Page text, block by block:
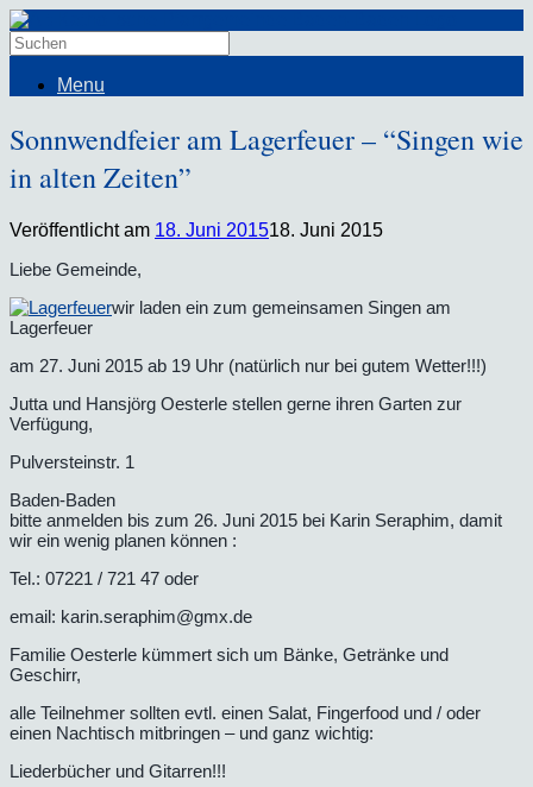
Menu
Sonnwendfeier am Lagerfeuer – “Singen wie
in alten Zeiten”
Veröffentlicht am 18. Juni 201518. Juni 2015
Liebe Gemeinde,
wir laden ein zum gemeinsamen Singen am
Lagerfeuer
am 27. Juni 2015 ab 19 Uhr (natürlich nur bei gutem Wetter!!!)
Jutta und Hansjörg Oesterle stellen gerne ihren Garten zur
Verfügung,
Pulversteinstr. 1
Baden-Baden
bitte anmelden bis zum 26. Juni 2015 bei Karin Seraphim, damit
wir ein wenig planen können :
Tel.: 07221 / 721 47 oder
email: karin.seraphim@gmx.de
Familie Oesterle kümmert sich um Bänke, Getränke und
Geschirr,
alle Teilnehmer sollten evtl. einen Salat, Fingerfood und / oder
einen Nachtisch mitbringen – und ganz wichtig:
Liederbücher und Gitarren!!!